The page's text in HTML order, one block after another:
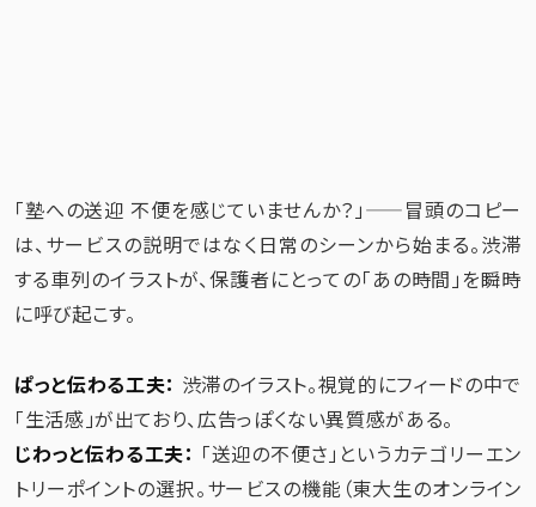
「塾への送迎 不便を感じていませんか？」——冒頭のコピー
は、サービスの説明ではなく日常のシーンから始まる。渋滞
する車列のイラストが、保護者にとっての「あの時間」を瞬時
に呼び起こす。
ぱっと伝わる工夫： 渋滞のイラスト。視覚的にフィードの中で
「生活感」が出ており、広告っぽくない異質感がある。
じわっと伝わる工夫： 「送迎の不便さ」というカテゴリーエン
トリーポイントの選択。サービスの機能（東大生のオンライン